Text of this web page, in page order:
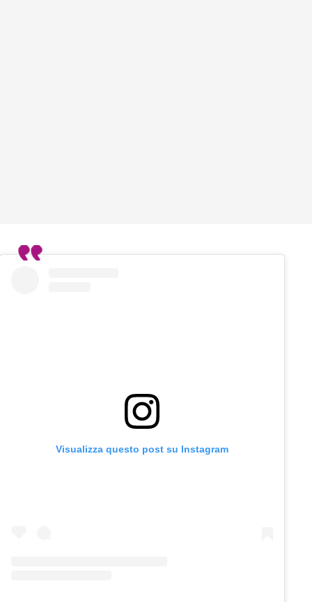
Visualizza questo post su Instagram